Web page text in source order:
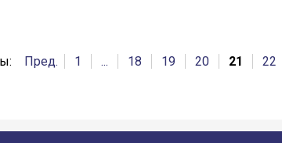
Пред. 1 ... 18 19 20 21 22